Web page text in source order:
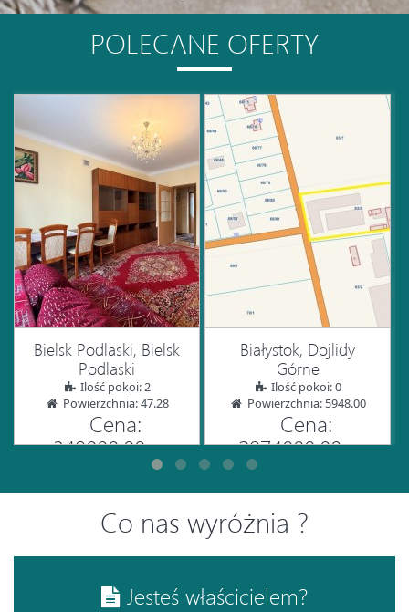
POLECANE OFERTY
Bielsk Podlaski, Bielsk
Podlaski
Ilość pokoi: 2
Powierzchnia: 47.28
Cena:
349000.00zł
Białystok, Dojlidy
Górne
Ilość pokoi: 0
Powierzchnia: 5948.00
Cena:
2974000.00zł
Co nas wyróżnia ?
Jesteś właścicielem?